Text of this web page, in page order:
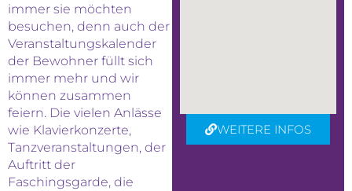
immer sie möchten
besuchen, denn auch der
Veranstaltungskalender
der Bewohner füllt sich
immer mehr und wir
können zusammen
feiern. Die vielen Anlässe
wie Klavierkonzerte,
Tanzveranstaltungen, der
Auftritt der
Faschingsgarde, die
WEITERE INFOS